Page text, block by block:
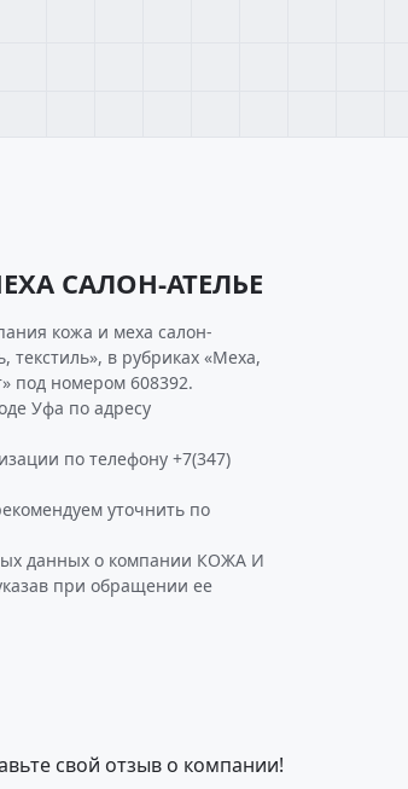
САЛОН-АТЕЛЬЕ
кожа и меха салон-
текстиль», в рубриках «Меха,
под номером 608392.
Уфа по адресу
по телефону +7(347)
уточнить по
данных о компании КОЖА И
при обращении ее
свой отзыв о компании!